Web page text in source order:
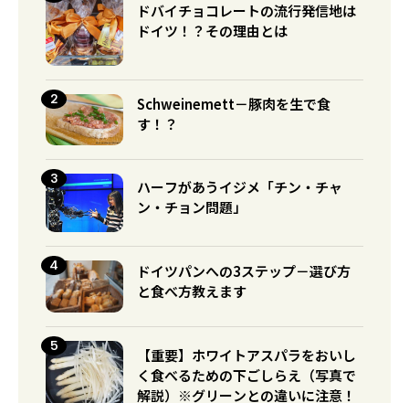
ドバイチョコレートの流行発信地は
ドイツ！？その理由とは
Schweinemett－豚肉を生で食
す！？
ハーフがあうイジメ「チン・チャ
ン・チョン問題」
ドイツパンへの3ステップ－選び方
と食べ方教えます
【重要】ホワイトアスパラをおいし
く食べるための下ごしらえ（写真で
解説）※グリーンとの違いに注意！